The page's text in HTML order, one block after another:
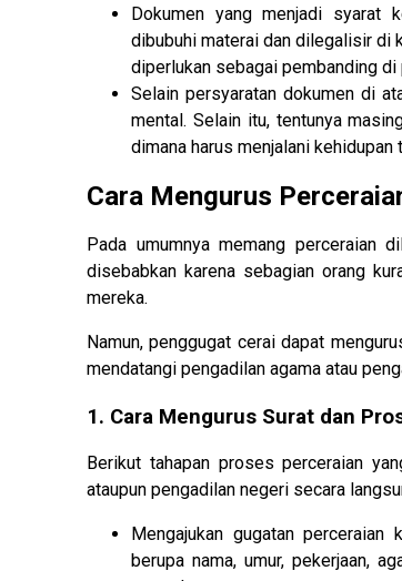
Dokumen yang menjadi syarat
dibubuhi materai dan dilegalisir di
diperlukan sebagai pembanding di
Selain persyaratan dokumen di
mental. Selain itu, tentunya
dimana harus menjalani kehidupan
Cara Mengurus
Pada umumnya memang perceraian
disebabkan karena sebagian orang
mereka.
Namun, penggugat cerai dapat
mendatangi pengadilan agama atau
1. Cara Mengurus Surat dan
Berikut tahapan proses perceraian
ataupun pengadilan negeri secara
Mengajukan gugatan
berupa nama, umur, pekerjaan,